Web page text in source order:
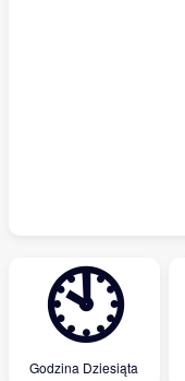
🕙
Godzina Dziesiąta